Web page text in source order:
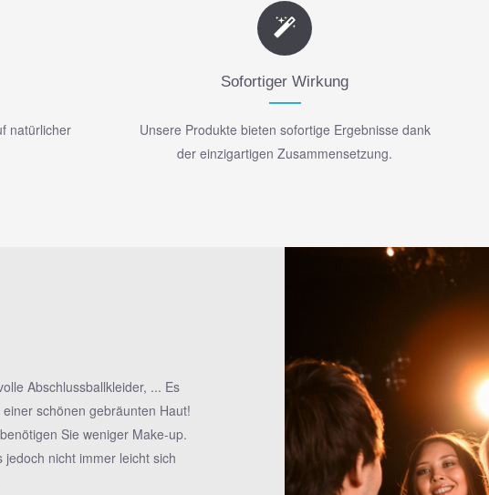
natürlicher
Sofortiger Wirkung
Unsere Produkte bieten sofortige Ergebnisse dank
der einzigartigen Zusammensetzung.
Abschlussballkleider, ... Es
schönen gebräunten Haut!
Sie weniger Make-up.
nicht immer leicht sich